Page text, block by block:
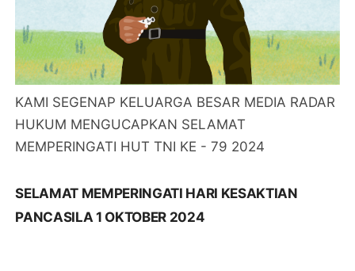
KAMI SEGENAP KELUARGA BESAR MEDIA RADAR
HUKUM MENGUCAPKAN SELAMAT
MEMPERINGATI HUT TNI KE - 79 2024
SELAMAT MEMPERINGATI HARI KESAKTIAN
PANCASILA 1 OKTOBER 2024